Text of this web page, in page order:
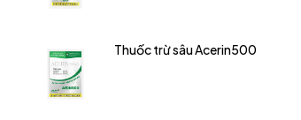
Thuốc trừ sâu Acerin500